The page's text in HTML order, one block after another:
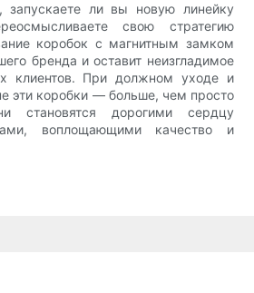
запускаете ли вы новую линейку
свою стратегию
коробок с магнитным замком
бренда и оставит неизгладимое
клиентов. При должном уходе и
эти коробки — больше, чем просто
становятся дорогими сердцу
воплощающими качество и